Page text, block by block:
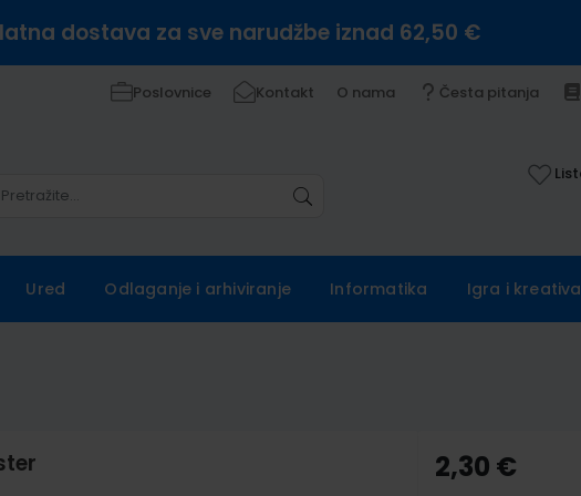
dostava za sve narudžbe iznad 62,50 €
Poslovnice Kontakt O nama Česta pitanja
Ured Odlaganje i arhiviranje Informatika Igra i kreativa
2,30 €